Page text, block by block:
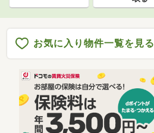
お気に入り物件一覧を見る